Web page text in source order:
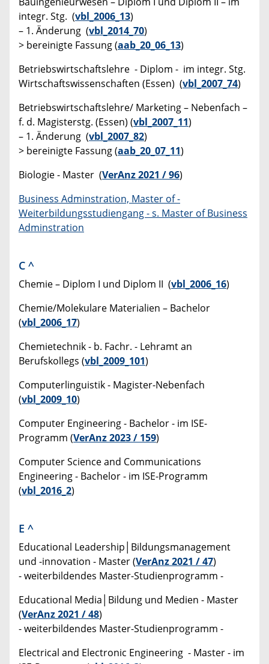
integr. Stg. (vbl_2006_13)
– 1. Änderung (vbl_2014_70)
> bereinigte Fassung (aab_20_06_13)
Betriebswirtschaftslehre - Diplom - im integr. Stg.
Wirtschaftswissenschaften (Essen) (vbl_2007_74)
Betriebswirtschaftslehre/ Marketing – Nebenfach –
f. d. Magisterstg. (Essen) (vbl_2007_11)
– 1. Änderung (vbl_2007_82)
> bereinigte Fassung (aab_20_07_11)
Biologie - Master (VerAnz 2021 / 96)
Business Adminstration, Master of -
Weiterbildungsstudiengang - s. Master of Business
Adminstration
C ^
Chemie – Diplom I und Diplom II (vbl_2006_16)
Chemie/Molekulare Materialien – Bachelor
(vbl_2006_17)
Chemietechnik - b. Fachr. - Lehramt an
Berufskollegs (vbl_2009_101)
Computerlinguistik - Magister-Nebenfach
(vbl_2009_10)
Computer Engineering - Bachelor - im ISE-
Programm (VerAnz 2023 / 159)
Computer Science and Communications
Engineering - Bachelor - im ISE-Programm
(vbl_2016_2)
E ^
Educational Leadership│Bildungsmanagement
und -innovation - Master (VerAnz 2021 / 47)
- weiterbildendes Master-Studienprogramm -
Educational Media│Bildung und Medien - Master
(VerAnz 2021 / 48)
- weiterbildendes Master-Studienprogramm -
Electrical and Electronic Engineering - Master - im